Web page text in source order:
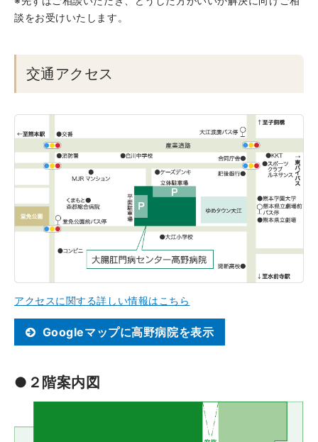
談をお受けいたします。
交通アクセス
アクセスに関する詳しい情報はこちら
Googleマップに高野病院を表示
●２階案内図